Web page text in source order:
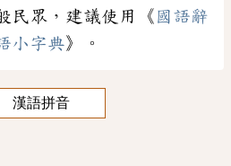
民眾，建議使用《 國語辭
小字典》。
漢語拼音